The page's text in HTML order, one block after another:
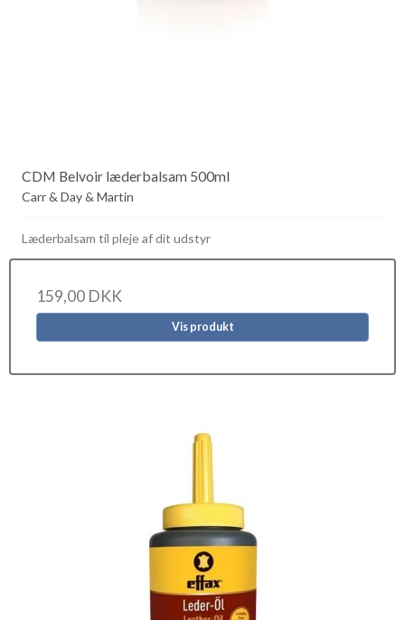
CDM Belvoir læderbalsam 500ml
Carr & Day & Martin
Læderbalsam til pleje af dit udstyr
159,00 DKK
Vis produkt